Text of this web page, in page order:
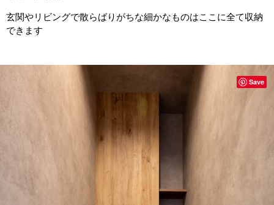
玄関やリビングで散らばりがちな細かなものはここに全て収納
できます
Save